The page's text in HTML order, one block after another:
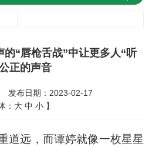
“唇枪舌战”中让更多人“听
正的声音
发布日期：2023-02-17
： 大 中 小 】
道远，而谭婷就像一枚星星